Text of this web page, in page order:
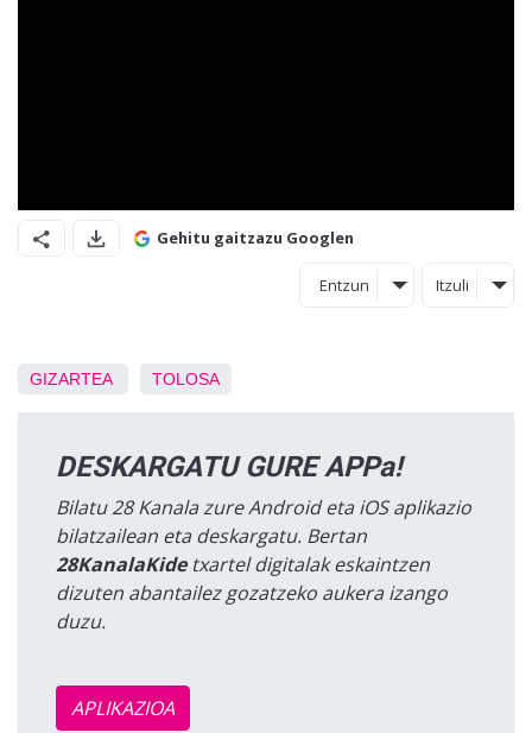
Gehitu gaitzazu Googlen
Entzun Itzuli
GIZARTEA TOLOSA
DESKARGATU GURE APPa!
Bilatu 28 Kanala zure Android eta iOS aplikazio
bilatzailean eta deskargatu. Bertan
28KanalaKidetxartel digitalak eskaintzen
dizuten abantailez gozatzeko aukera izango
duzu.
APLIKAZIOA